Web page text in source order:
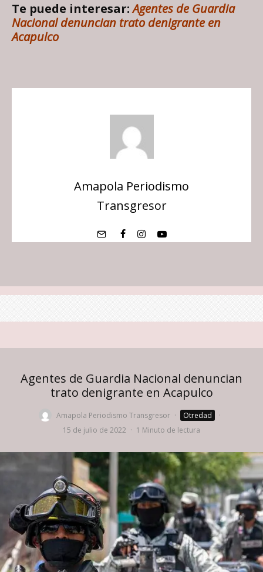
Te puede interesar:Agentes de Guardia
Nacional denuncian trato denigrante en
Acapulco
Amapola Periodismo
Transgresor
Agentes de Guardia Nacional denuncian
trato denigrante en Acapulco
Amapola Periodismo Transgresor · Otredad
·
15 de julio de 2022 · 1 Minuto de lectura